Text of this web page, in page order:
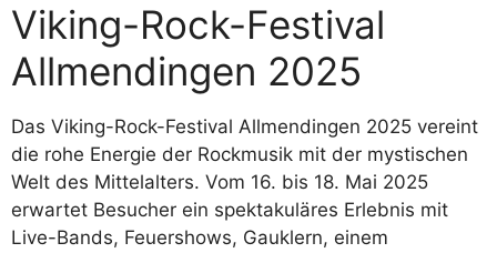
Viking-Rock-Festival
Allmendingen 2025
Das Viking-Rock-Festival Allmendingen 2025 vereint
die rohe Energie der Rockmusik mit der mystischen
Welt des Mittelalters. Vom 16. bis 18. Mai 2025
erwartet Besucher ein spektakuläres Erlebnis mit
Live-Bands, Feuershows, Gauklern, einem